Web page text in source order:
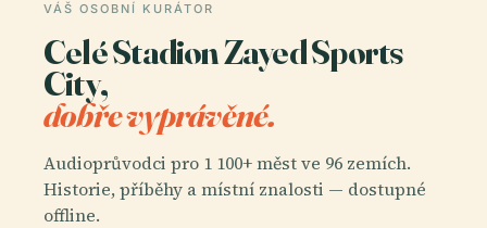
VÁŠ OSOBNÍ KURÁTOR
Celé Stadion Zayed Sports
City,
dobře vyprávěné.
Audioprůvodci pro 1 100+ měst ve 96 zemích.
Historie, příběhy a místní znalosti — dostupné
offline.